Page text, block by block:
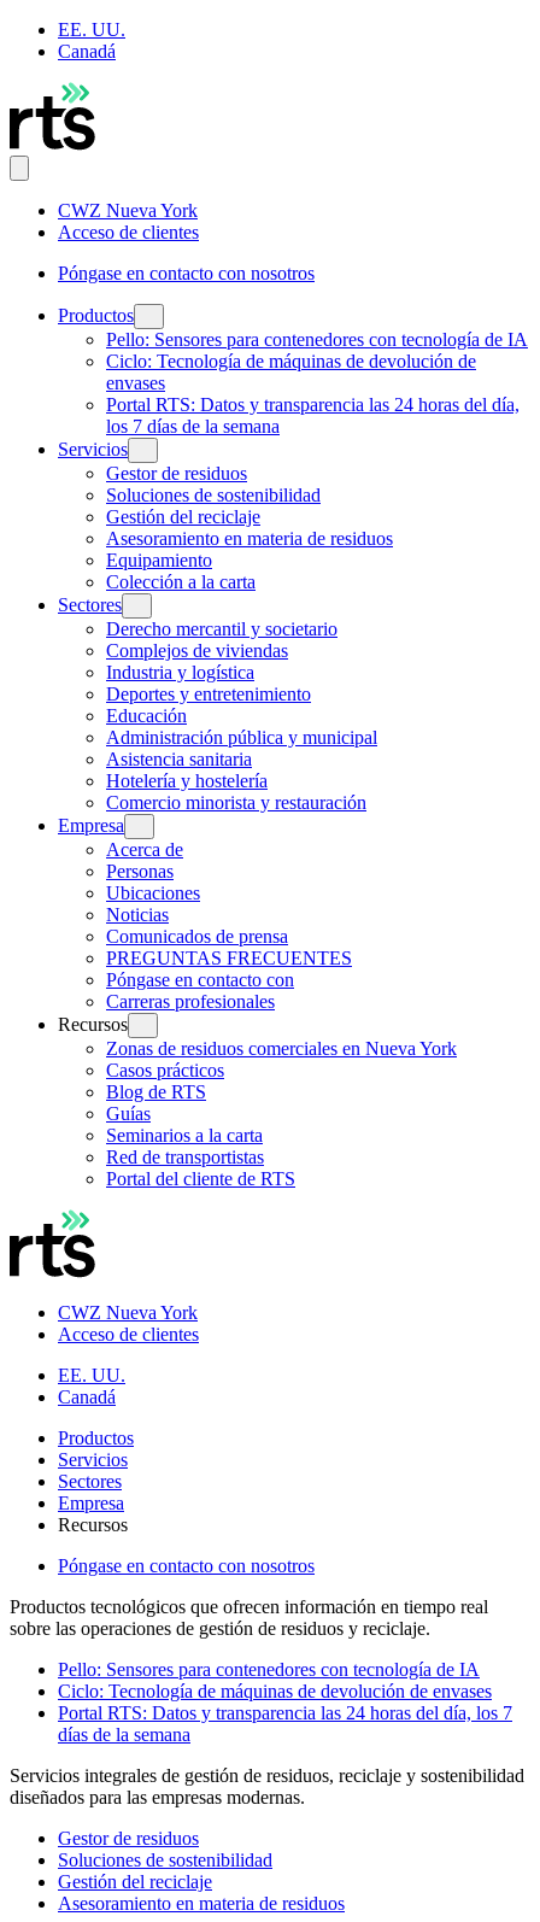
EE. UU.
Canadá
CWZ Nueva York
Acceso de clientes
Póngase en contacto con nosotros
Productos
Pello: Sensores para contenedores con tecnología de IA
Ciclo: Tecnología de máquinas de devolución de
envases
Portal RTS: Datos y transparencia las 24 horas del día,
los 7 días de la semana
Servicios
Gestor de residuos
Soluciones de sostenibilidad
Gestión del reciclaje
Asesoramiento en materia de residuos
Equipamiento
Colección a la carta
Sectores
Derecho mercantil y societario
Complejos de viviendas
Industria y logística
Deportes y entretenimiento
Educación
Administración pública y municipal
Asistencia sanitaria
Hotelería y hostelería
Comercio minorista y restauración
Empresa
Acerca de
Personas
Ubicaciones
Noticias
Comunicados de prensa
PREGUNTAS FRECUENTES
Póngase en contacto con
Carreras profesionales
Recursos
Zonas de residuos comerciales en Nueva York
Casos prácticos
Blog de RTS
Guías
Seminarios a la carta
Red de transportistas
Portal del cliente de RTS
CWZ Nueva York
Acceso de clientes
EE. UU.
Canadá
Productos
Servicios
Sectores
Empresa
Recursos
Póngase en contacto con nosotros
Productos tecnológicos que ofrecen información en tiempo real
sobre las operaciones de gestión de residuos y reciclaje.
Pello: Sensores para contenedores con tecnología de IA
Ciclo: Tecnología de máquinas de devolución de envases
Portal RTS: Datos y transparencia las 24 horas del día, los 7
días de la semana
Servicios integrales de gestión de residuos, reciclaje y sostenibilidad
diseñados para las empresas modernas.
Gestor de residuos
Soluciones de sostenibilidad
Gestión del reciclaje
Asesoramiento en materia de residuos